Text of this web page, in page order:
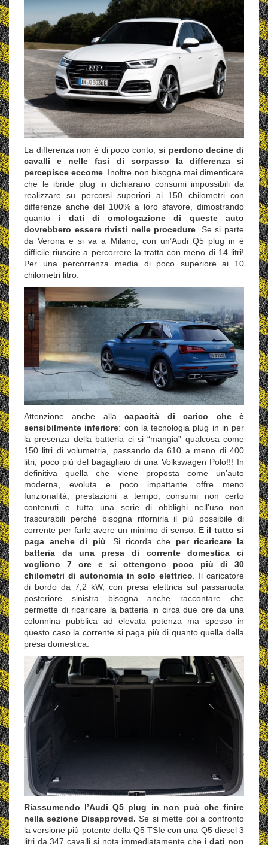
La differenza non è di poco conto, si perdono decine di
cavalli e nelle fasi di sorpasso la differenza si
percepisce eccome . Inoltre non bisogna mai dimenticare
che le ibride plug in dichiarano consumi impossibili da
realizzare su percorsi superiori ai 150 chilometri con
differenze anche del 100% a loro sfavore, dimostrando
quanto i dati di omologazione di queste auto
dovrebbero essere rivisti nelle procedure . Se si parte
da Verona e si va a Milano, con un’Audi Q5 plug in è
difficile riuscire a percorrere la tratta con meno di 14 litri!
Per una percorrenza media di poco superiore ai 10
chilometri litro.
Attenzione anche allacapacità di carico che è
sensibilmente inferiore: con la tecnologia plug in in per
la presenza della batteria ci si “mangia” qualcosa come
150 litri di volumetria, passando da 610 a meno di 400
litri, poco più del bagagliaio di una Volkswagen Polo!!! In
definitiva quella che viene proposta come un’auto
moderna, evoluta e poco impattante offre meno
funzionalità, prestazioni a tempo, consumi non certo
contenuti e tutta una serie di obblighi nell’uso non
trascurabili perché bisogna rifornirla il più possibile di
corrente per farle avere un minimo di senso. E il tutto si
paga anche di più . Si ricorda che per ricaricare la
batteria da una presa di corrente domestica ci
vogliono 7 ore e si ottengono poco più di 30
chilometri di autonomia in solo elettrico . Il caricatore
di bordo da 7,2 kW, con presa elettrica sul passaruota
posteriore sinistra bisogna anche raccontare che
permette di ricaricare la batteria in circa due ore da una
colonnina pubblica ad elevata potenza ma spesso in
questo caso la corrente si paga più di quanto quella della
presa domestica.
Riassumendo l’Audi Q5 plug in non può che finire
nella sezione Disapproved. Se si mette poi a confronto
la versione più potente della Q5 TSIe con una Q5 diesel 3
litri da 347 cavalli si nota immediatamente che i dati non